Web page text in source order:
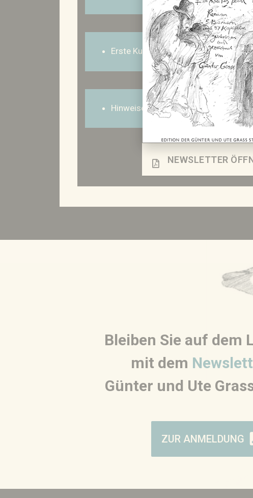
Erste Kunstedition der Günter und
Hinweise auf Neuerscheinungen auf
NEWSLETTER
Bleiben Sie auf dem
mit dem
Günter und Ute
ZUR ANMELDUNG